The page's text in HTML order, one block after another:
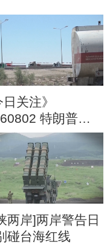
日关注》
特朗普叫
大规模”打击 伊
毁美军F-35战
两岸]两岸警告日
碰台海红线